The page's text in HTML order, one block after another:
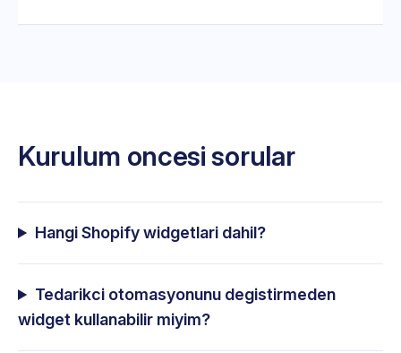
Kurulum oncesi sorular
Hangi Shopify widgetlari dahil?
Tedarikci otomasyonunu degistirmeden
widget kullanabilir miyim?